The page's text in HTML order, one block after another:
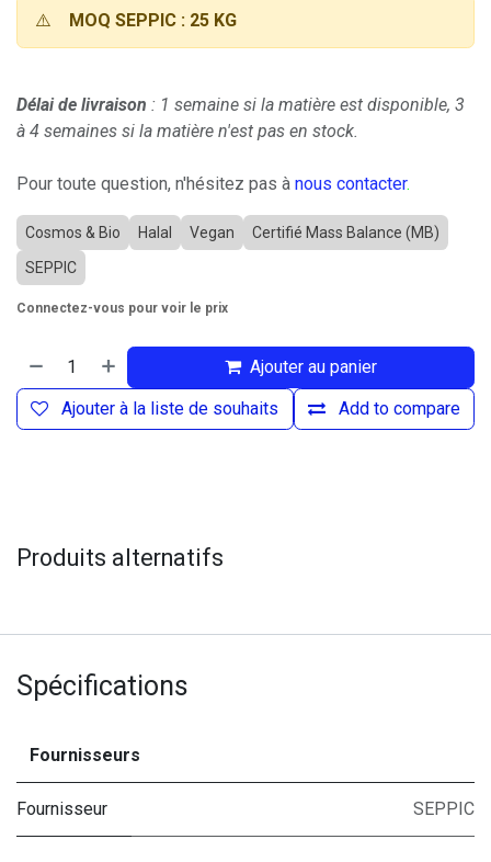
⚠️ MOQ SEPPIC : 25 KG
Délai de livraison : 1 semaine si la matière est disponible, 3
à 4 semaines si la matière n'est pas en stock.
Pour toute question, n'hésitez pas à nous contacter.
Cosmos & Bio Halal Vegan
Certifié Mass Balance (MB)
SEPPIC
Connectez-vous pour voir le prix
Ajouter au panier
Add to compare
Ajouter à la liste de souhaits
Produits alternatifs
Spécifications
Fournisseurs
Fournisseur SEPPIC